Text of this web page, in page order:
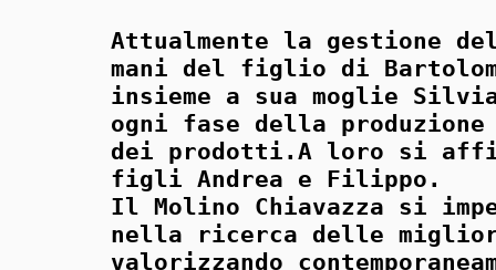
Attualmente la gestione
mani del figlio di
insieme a sua moglie
ogni fase della
dei prodotti.A loro si
figli Andrea e Filippo.
Il Molino Chiavazza si
nella ricerca delle
valorizzando